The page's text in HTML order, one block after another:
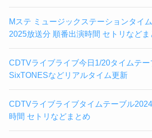
Mステ ミュージックステーションタイ
2025放送分 順番出演時間 セトリなどま
CDTVライブライブ今日1/20タイムテー
SixTONESなどリアルタイム更新
CDTVライブライブタイムテーブル
時間 セトリなどまとめ